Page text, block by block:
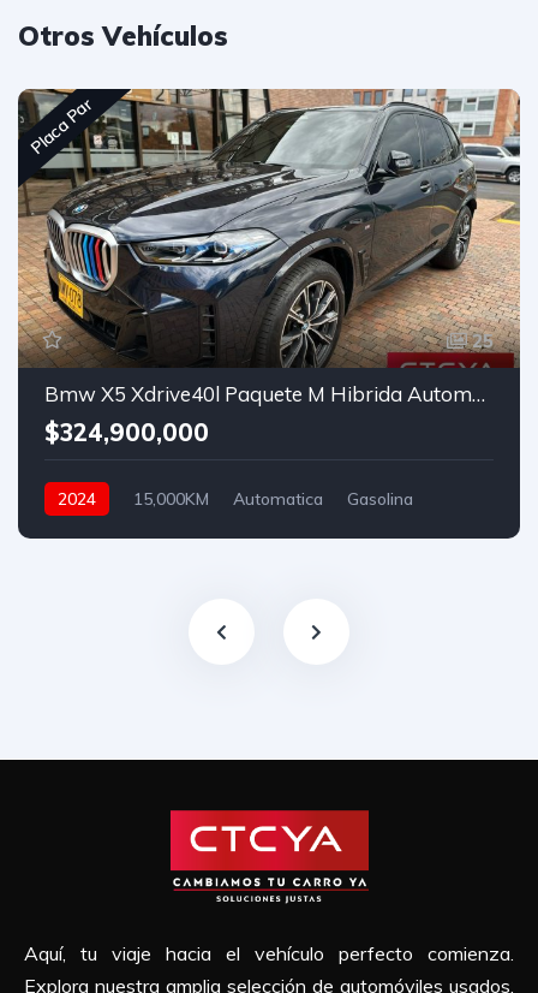
Otros Vehículos
Placa Par
25
Bmw X5 Xdrive40l Paquete M Hibrida Automatico
$324,900,000
2024 15,000KM Automatica
Gasolina
Aquí, tu viaje hacia el vehículo perfecto comienza.
Explora nuestra amplia selección de automóviles usados,